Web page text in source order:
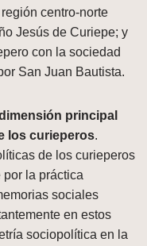
centro-norte
Jesús de Curiepe; y
con la sociedad
San Juan Bautista.
principal
los curieperos.
de los curieperos
la práctica
sociales
en estos
sociopolítica en la